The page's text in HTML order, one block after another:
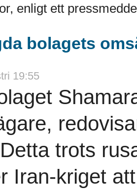
enligt ett
bolagets
19:55
trots
Iran-kriget